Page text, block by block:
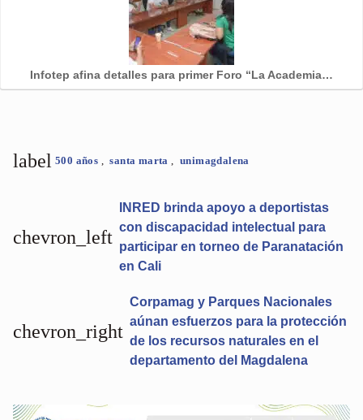
Infotep afina detalles para primer Foro “La Academia…
label 500 años , santa marta, unimagdalena
chevron_left
INRED brinda apoyo a deportistas
con discapacidad intelectual para
participar en torneo de Paranatación
en Cali
Corpamag y Parques Nacionales
aúnan esfuerzos para la protección
de los recursos naturales en el
departamento del Magdalena
chevron_right